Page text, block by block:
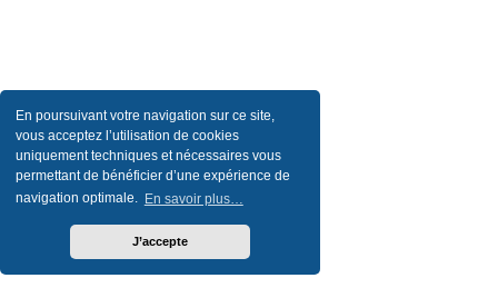
En poursuivant votre navigation sur ce site,
vous acceptez l’utilisation de cookies
uniquement techniques et nécessaires vous
permettant de bénéficier d’une expérience de
navigation optimale. En savoir plus…
J’accepte